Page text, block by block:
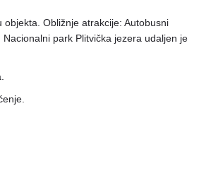
Obližnje atrakcije: Autobusni
park Plitvička jezera udaljen je